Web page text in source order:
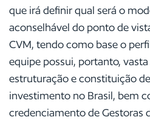
que irá definir qual será o
aconselhável do ponto de
CVM, tendo como base o
equipe possui, portanto,
estruturação e constituição
investimento no Brasil, bem
credenciamento de Gestoras